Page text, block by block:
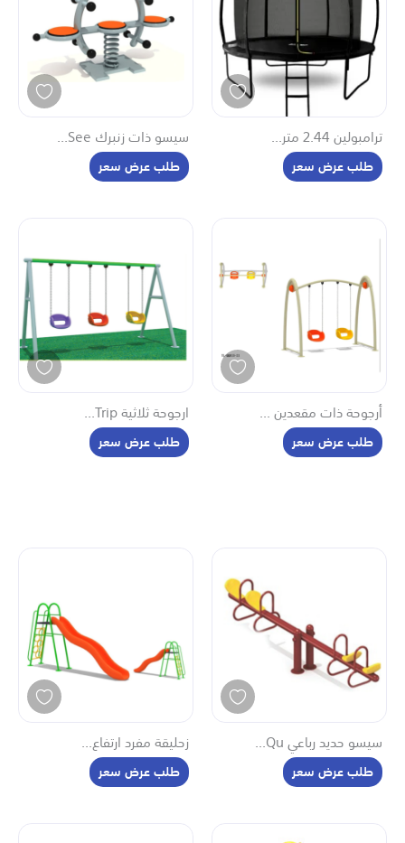
السعر (من الأقل إلى الأعلى)
السعر (من الأعلى إلى الأقل)
التقييم (من الأقل إلى الأعلى)
التقييم (من الأعلى إلى الأقل)
وصل حديثا
ترامبولين 2.44 متر...
طلب عرض سعر
سيسو ذات زنبرك See...
طلب عرض سعر
أرجوحة ذات مقعدين ...
طلب عرض سعر
ارجوحة ثلاثية Trip...
طلب عرض سعر
سيسو حديد رباعي Qu...
طلب عرض سعر
زحليقة مفرد ارتفاع...
طلب عرض سعر